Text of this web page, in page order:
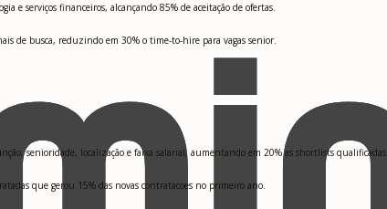
e serviços financeiros, alcançando 85% de aceitação de ofertas.
de busca, reduzindo em 30% o time-to-hire para vagas senior.
senioridade, localização e faixa salarial, aumentando em 20% as shortlists qualificadas.
que gerou 15% das novas contratacoes no primeiro ano.